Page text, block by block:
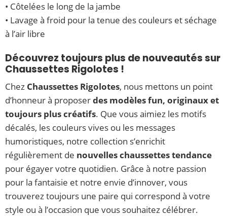
• Côtelées le long de la jambe
• Lavage à froid pour la tenue des couleurs et séchage
à l’air libre
Découvrez toujours plus de nouveautés sur
Chaussettes Rigolotes !
Chez Chaussettes Rigolotes, nous mettons un point
d’honneur à proposerdes modèles fun, originaux et
toujours plus créatifs. Que vous aimiez les motifs
décalés, les couleurs vives ou les messages
humoristiques, notre collection s’enrichit
régulièrement de nouvelles chaussettes tendance
pour égayer votre quotidien. Grâce à notre passion
pour la fantaisie et notre envie d’innover, vous
trouverez toujours une paire qui correspond à votre
style ou à l’occasion que vous souhaitez célébrer.